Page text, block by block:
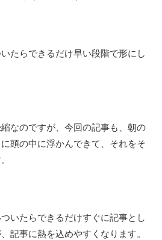
たらできるだけ早い段階で形にし
なのですが、今回の記事も、朝の
頭の中に浮かんできて、それをそ
いたらできるだけすぐに記事とし
記事に熱を込めやすくなります。